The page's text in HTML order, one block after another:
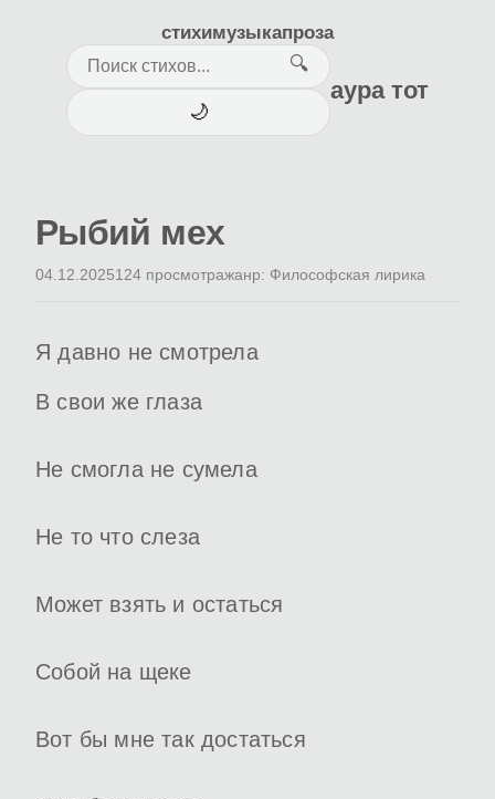
стихимузыкапроза
🔍
🌙
аура тот
Рыбий мех
04.12.2025124 просмотражанр: Философская лирика
Я давно не смотрела
В свои же глаза
Не смогла не сумела
Не то что слеза
Может взять и остаться
Собой на щеке
Вот бы мне так достаться